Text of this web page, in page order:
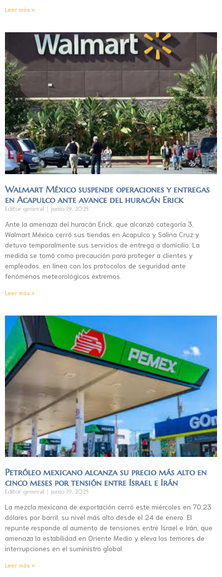
Leer más »
Walmart México suspende operaciones y entregas
en Acapulco ante avance del huracán Erick
Editor general junio 19, 2025
Ante la amenaza del huracán Erick, que alcanzó categoría 3,
Walmart México cerró sus tiendas en Acapulco y Salina Cruz y
detuvo temporalmente sus servicios de entrega a domicilio. La
medida se tomó como precaución para proteger a clientes y
empleados, en línea con los protocolos de seguridad ante
fenómenos meteorológicos extremos.
Leer más »
Petróleo mexicano alcanza su precio más alto en
cinco meses por tensión entre Israel e Irán
Editor general junio 19, 2025
La mezcla mexicana de exportación cerró este miércoles en 70.23
dólares por barril, su nivel más alto desde el 24 de enero. El
repunte responde al aumento de tensiones entre Israel e Irán, que
amenaza la estabilidad en Oriente Medio y eleva los temores de
interrupciones en el suministro global.
Leer más »